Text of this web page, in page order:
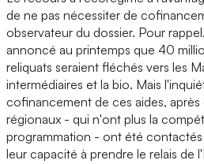
de ne pas nécessiter de
observateur du dossier. Pour
annoncé au printemps que 40
reliquats seraient fléchés vers les
intermédiaires et la bio. Mais
cofinancement de ces aides, après
régionaux - qui n'ont plus la
programmation - ont été
leur capacité à prendre le relais de